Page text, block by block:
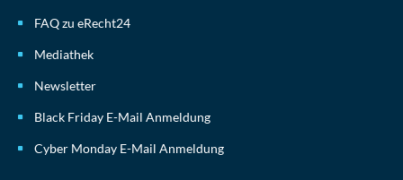
FAQ zu eRecht24
Mediathek
Newsletter
Black Friday E-Mail Anmeldung
Cyber Monday E-Mail Anmeldung